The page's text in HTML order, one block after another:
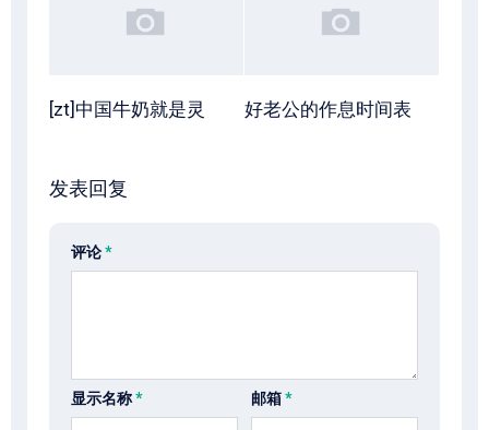
[zt]中国牛奶就是灵 好老公的作息时间表
发表回复
评论*
显示名称* 邮箱*